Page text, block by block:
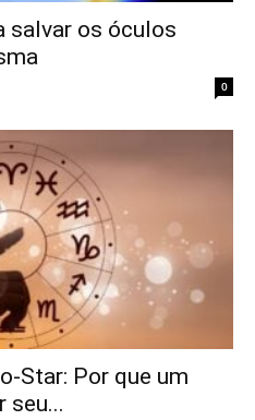
salvar os óculos
0
Star: Por que um
seu...